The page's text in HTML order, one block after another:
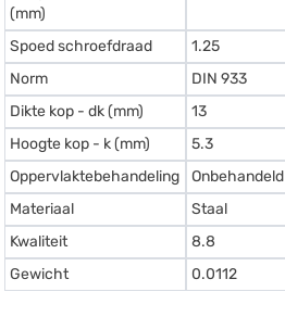
(mm)
Spoed schroefdraad
1.25
Norm
DIN 933
Dikte kop - dk (mm)
13
Hoogte kop - k (mm)
5.3
Oppervlaktebehandeling
Onbehandeld
Materiaal
Staal
Kwaliteit
8.8
Gewicht
0.0112